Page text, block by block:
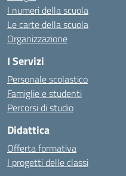
I numeri della scuola
Le carte della scuola
Organizzazione
I Servizi
Personale scolastico
Famiglie e studenti
Percorsi di studio
Didattica
Offerta formativa
I progetti delle classi